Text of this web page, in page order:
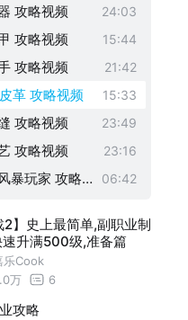
攻略视频 24:03
攻略视频 15:44
攻略视频 21:42
革 攻略视频 15:33
攻略视频 23:49
攻略视频 23:16
暴玩家 攻略
06:42
2】史上最简单,副职业制
速升满500级,准备篇
乐Cook
万
6
攻略